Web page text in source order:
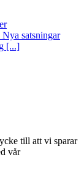
satsningar
[...]
till att vi sparar
vår